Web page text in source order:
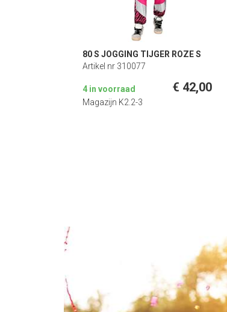
80 S JOGGING TIJGER ROZE S
Artikel nr 310077
4 in voorraad € 42,00
Magazijn K2.2-3